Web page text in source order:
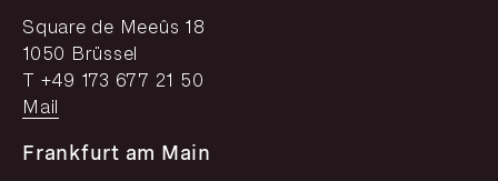
Square de Meeûs 18
1050 Brüssel
T +49 173 677 21 50
Mail
Frankfurt am Main